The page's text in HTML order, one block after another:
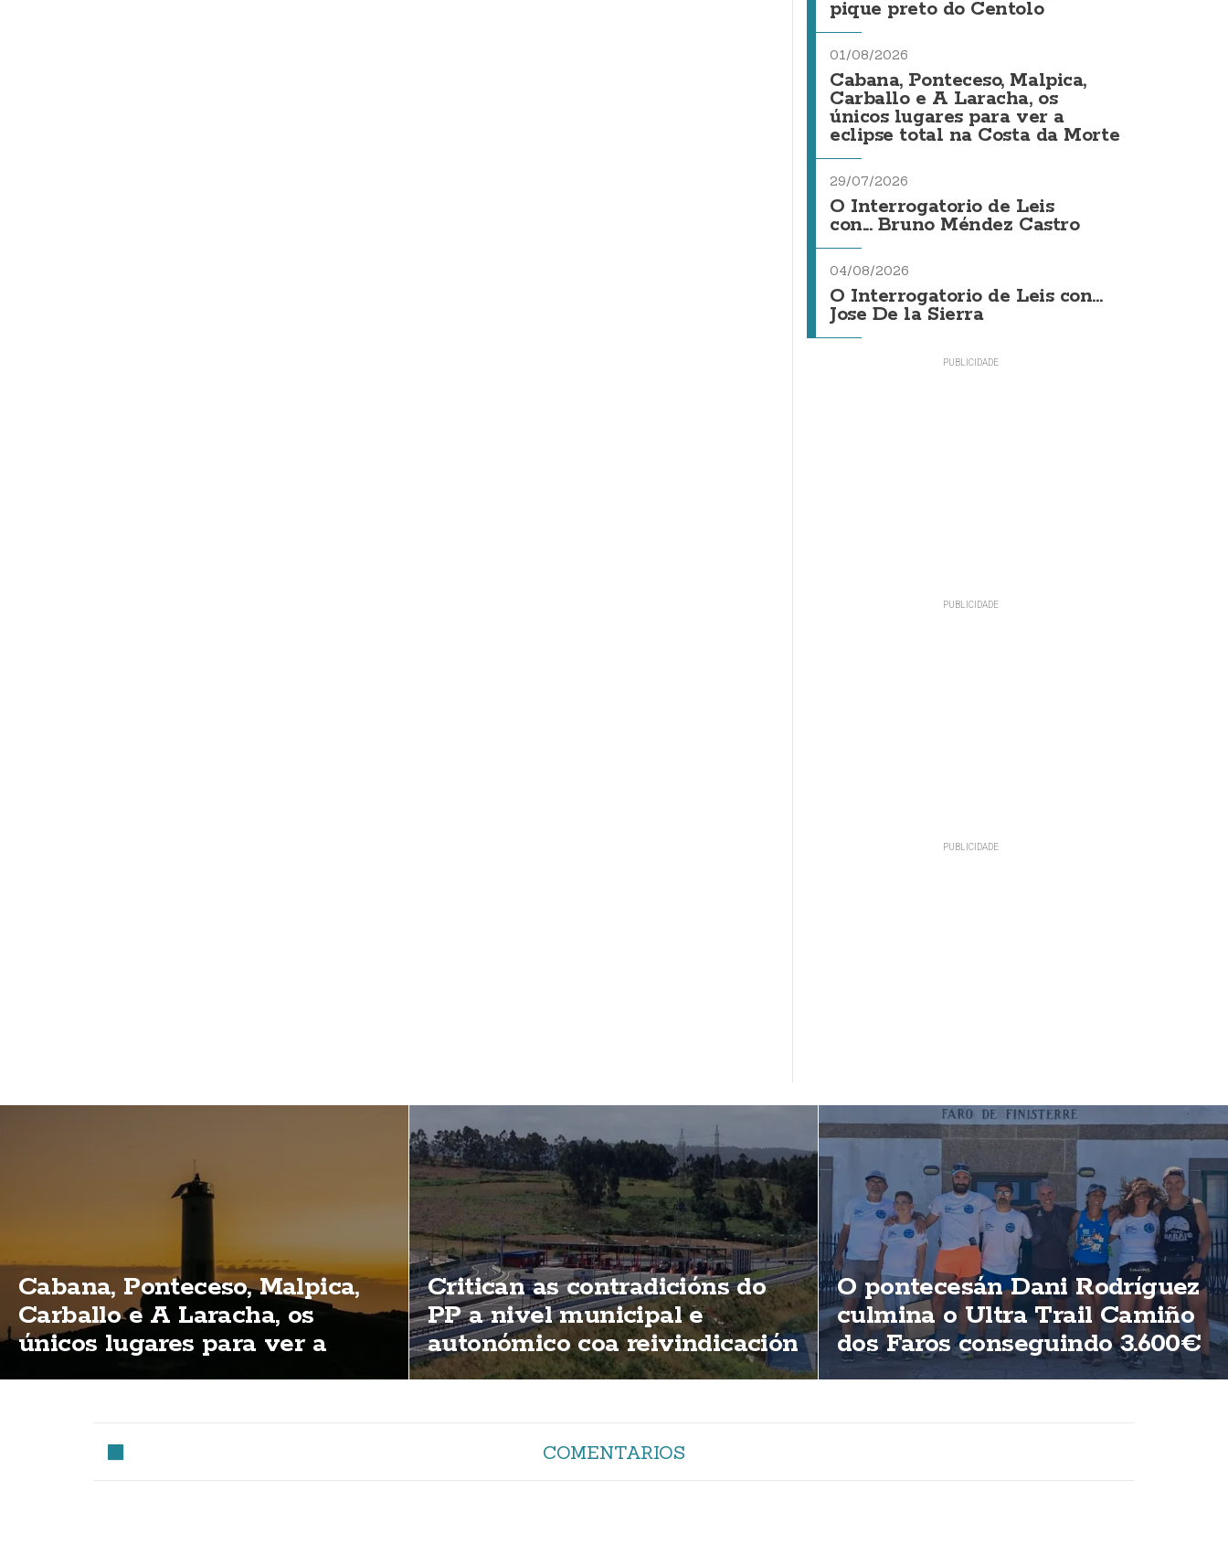
pique preto do Centolo
01/08/2026
Cabana, Ponteceso, Malpica,
Carballo e A Laracha, os
únicos lugares para ver a
eclipse total na Costa da Morte
29/07/2026
O Interrogatorio de Leis
con... Bruno Méndez Castro
04/08/2026
O Interrogatorio de Leis con...
Jose De la Sierra
Cabana, Ponteceso, Malpica,
Carballo e A Laracha, os
únicos lugares para ver a
eclipse total na Costa da
Critican as contradicións do
PP a nivel municipal e
autonómico coa reivindicación
de elimininación das peaxes
O pontecesán Dani Rodríguez
culmina o Ultra Trail Camiño
dos Faros conseguindo 3.600€
para ASFEGA
COMENTARIOS